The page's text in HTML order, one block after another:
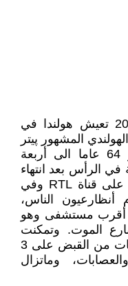
منذ مساء يوم الثلاثاء 6 تموز 2021 تعيش هولندا في
المشهور پيتر
فان دي فريس، البالغ من العمر 64 عاما الى أربعة
الرأس بعد انتهاء
مشاركته في برنامج يومي مباشر على قناة RTL وفي
أنظارعيون الناس،
أقرب مستشفى وهو
الموت. وتمكنت
الشرطة الهولندية خلال بضعة ساعات من القبض على 3
وماتزال